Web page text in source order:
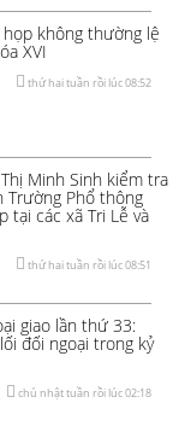
không thường lệ
XVI
thứ hai tuần rồi lúc 08:52
Minh Sinh kiểm tra
Phổ thông
tại các xã Tri Lễ và
thứ hai tuần rồi lúc 08:51
giao lần thứ 33:
đối ngoại trong kỷ
chủ nhật tuần rồi lúc 02:18